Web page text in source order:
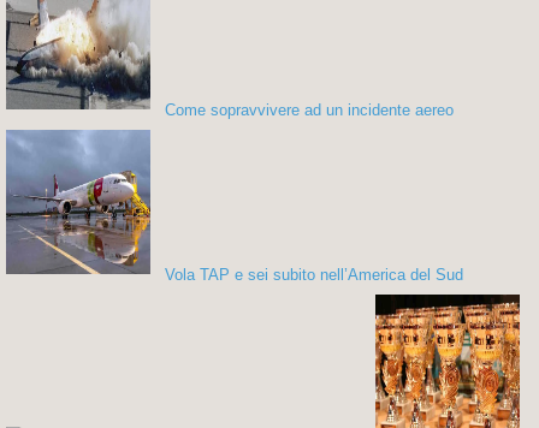
Come sopravvivere ad un incidente aereo
Vola TAP e sei subito nell’America del Sud